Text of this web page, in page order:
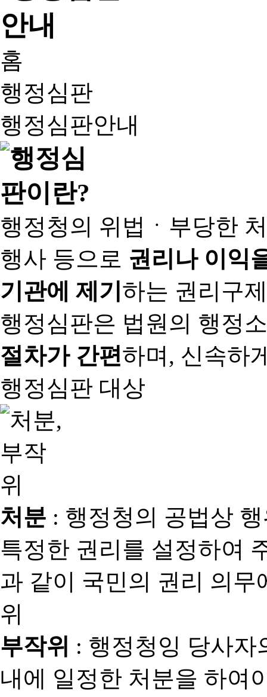
홈
행정심판
행정심판안내
행정청의 위법ㆍ부당한
행사 등으로 권리나 이익
기관에 제기하는 권리구
행정심판은 법원의 행정
절차가 간편하며, 신속하
행정심판 대상
처분 : 행정청의 공법상
특정한 권리를 설정하여
과 같이 국민의 권리 의
위
부작위 : 행정청잉 당사자
내에 일정한 처분을 하여